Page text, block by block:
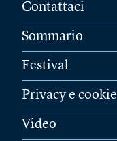
Contattaci
Sommario
Festival
Privacy e cookie
Video